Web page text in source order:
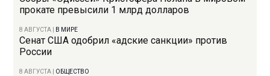
прокате превысили 1 млрд долларов
8 АВГУСТА В МИРЕ
Сенат США одобрил «адские санкции» против
России
8 АВГУСТА ОБЩЕСТВО